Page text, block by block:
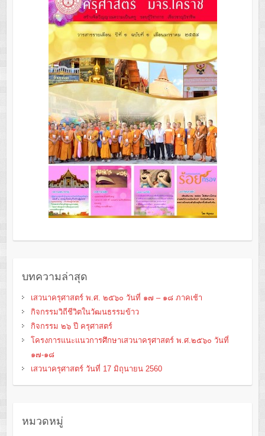
บทความล่าสุด
เสวนาครุศาสตร์ พ.ศ. ๒๕๖๐ วันที่ ๑๗ – ๑๘ ภาคเช้า
กิจกรรมวิถีชีวิตในวัฒนธรรมข้าว
กิจกรรม ๒๖ ปี ครุศาสตร์
โครงการแนะแนวการศึกษาเสวนาครุศาสตร์ พ.ศ.๒๕๖๐ วันที่
๑๗-๑๘
เสวนาครุศาสตร์ วันที่ 17 มิถุนายน 2560
หมวดหมู่